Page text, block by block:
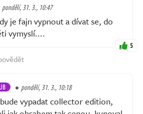
pondělí, 31. 3., 10:47
je fajn vypnout a dívat se, do
vymyslí....
5
pondělí, 31. 3., 10:18
vypadat collector edition,